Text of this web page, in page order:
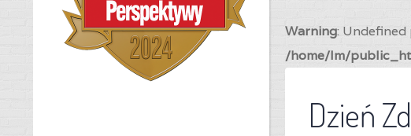
Warning: Undefined
/home/lm/
Dzień